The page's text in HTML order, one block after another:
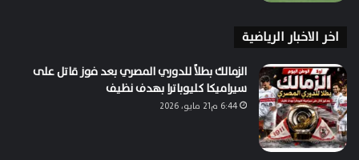
اخر الاخبار الرياضية
الزمالك بطلاً للدوري المصري بعد فوز قاتل على
سيراميكا كليوباترا بهدف نظيف
6:44 م21 مايو، 2026